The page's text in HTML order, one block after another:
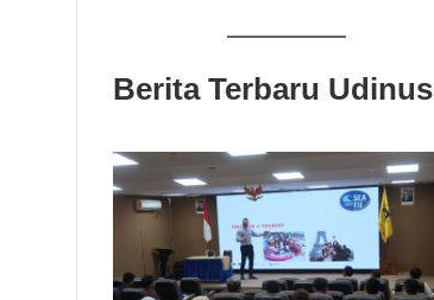
Berita Terbaru Udinus